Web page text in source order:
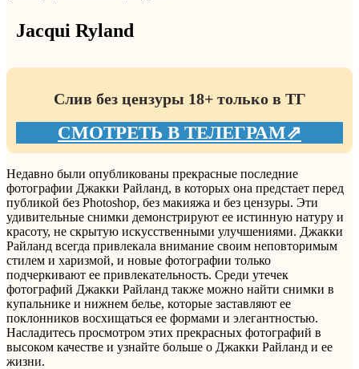
Jacqui Ryland
Слив без цензуры 18+ только в ТГ
СМОТРЕТЬ В ТЕЛЕГРАМ⇗
Недавно были опубликованы прекрасные последние
фотографии Джакки Райланд, в которых она предстает перед
публикой без Photoshop, без макияжа и без цензуры. Эти
удивительные снимки демонстрируют ее истинную натуру и
красоту, не скрытую искусственными улучшениями. Джакки
Райланд всегда привлекала внимание своим неповторимым
стилем и харизмой, и новые фотографии только
подчеркивают ее привлекательность. Среди утечек
фотографий Джакки Райланд также можно найти снимки в
купальнике и нижнем белье, которые заставляют ее
поклонников восхищаться ее формами и элегантностью.
Насладитесь просмотром этих прекрасных фотографий в
высоком качестве и узнайте больше о Джакки Райланд и ее
жизни.